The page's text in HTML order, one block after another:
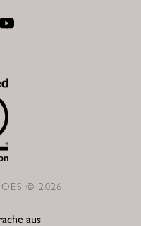
aus
© 2026